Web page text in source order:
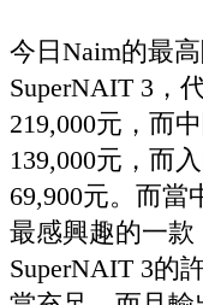
今日Naim的最
SuperNAIT 3，
219,000元，而
139,000元，而
69,900元。而當
最感興趣的一款
SuperNAIT 3的